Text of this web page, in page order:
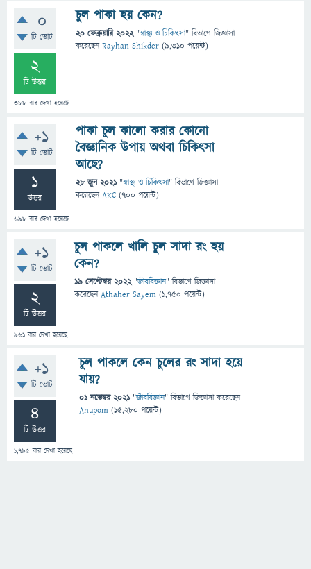
0
টি ভোট
2
টি উত্তর
388 বার দেখা হয়েছে
চুল পাকা হয় কেন?
20 ফেব্রুয়ারি 2022 "স্বাস্থ্য ও চিকিৎসা" বিভাগে জিজ্ঞাসা
করেছেনRayhan Shikder (9,310 পয়েন্ট)
+1
টি ভোট
1
উত্তর
698 বার দেখা হয়েছে
পাকা চুল কালো করার কোনো
বৈজ্ঞানিক উপায় অথবা চিকিৎসা
আছে?
28 জুন 2021 "স্বাস্থ্য ও চিকিৎসা" বিভাগে জিজ্ঞাসা
করেছেনAKC (700 পয়েন্ট)
+1
টি ভোট
2
টি উত্তর
961 বার দেখা হয়েছে
চুল পাকলে খালি চুল সাদা রং হয়
কেন?
19 সেপ্টেম্বর 2022 "জীববিজ্ঞান" বিভাগে জিজ্ঞাসা
করেছেনAthaher Sayem (1,750 পয়েন্ট)
+1
টি ভোট
4
টি উত্তর
1,795 বার দেখা হয়েছে
চুল পাকলে কেন চুলের রং সাদা হয়ে
যায়?
01 নভেম্বর 2021 "জীববিজ্ঞান" বিভাগে জিজ্ঞাসাকরেছেন
Anupom (15,280 পয়েন্ট)